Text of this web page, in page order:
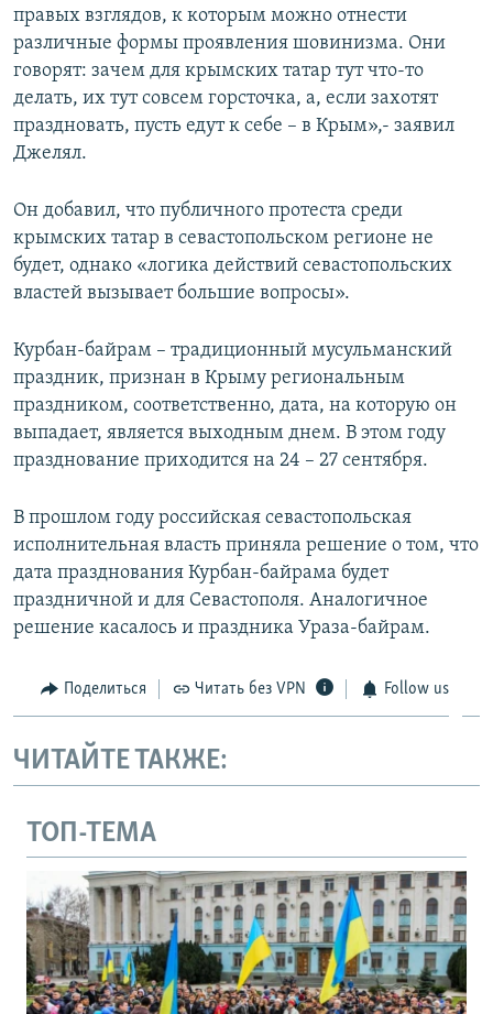
правых взглядов, к которым можно отнести
различные формы проявления шовинизма. Они
говорят: зачем для крымских татар тут что-то
делать, их тут совсем горсточка, а, если захотят
праздновать, пусть едут к себе – в Крым»,- заявил
Джелял.
Он добавил, что публичного протеста среди
крымских татар в севастопольском регионе не
будет, однако «логика действий севастопольских
властей вызывает большие вопросы».
Курбан-байрам – традиционный мусульманский
праздник, признан в Крыму региональным
праздником, соответственно, дата, на которую он
выпадает, является выходным днем. В этом году
празднование приходится на 24 – 27 сентября.
В прошлом году российская севастопольская
исполнительная власть приняла решение о том, что
дата празднования Курбан-байрама будет
праздничной и для Севастополя. Аналогичное
решение касалось и праздника Ураза-байрам.
Поделиться Читать без VPN Follow us
ЧИТАЙТЕ ТАКЖЕ:
ТОП-ТЕМА